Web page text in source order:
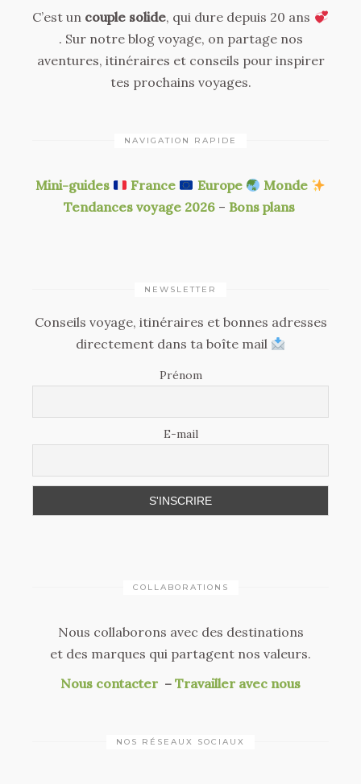
C’est un couple solide, qui dure depuis 20 ans
. Sur notre blog voyage, on partage nos
aventures, itinéraires et conseils pour inspirer
tes prochains voyages.
NAVIGATION RAPIDE
Mini-guides France Europe
Monde
Tendances voyage 2026– Bons plans
NEWSLETTER
Conseils voyage, itinéraires et bonnes adresses
directement dans ta boîte mail
Prénom
E-mail
COLLABORATIONS
Nous collaborons avec des destinations
et des marques qui partagent nos valeurs.
Nous contacter – Travailler avec nous
NOS RÉSEAUX SOCIAUX